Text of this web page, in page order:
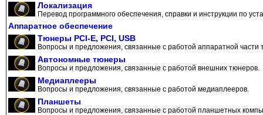
Локализация
Перевод программного обеспечения, справки и инструкции по
Аппаратное обеспечение
Тюнеры PCI-E, PCI, USB
Вопросы и предложения, связанные с работой аппаратной части
Автономные тюнеры
Вопросы и предложения, связанные с работой внешних тюнеров.
Медиаплееры
Вопросы и предложения, связанные с работой медиаплееров.
Планшеты
Вопросы и предложения, связанные с работой планшетных